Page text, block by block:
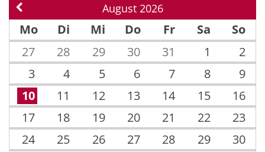
Vorherige Seite August 2026
Mo Di Mi Do Fr Sa
So
27
28 29 30 31 1
2
3
4 5 6 7 8
9
10
11 12 13 14 15
16
17
18 19 20 21 22
23
24
25 26 27 28 29
30